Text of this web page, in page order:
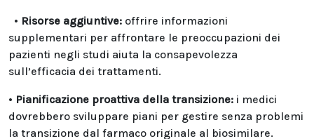
• Risorse aggiuntive: offrire informazioni
supplementari per affrontare le preoccupazioni dei
pazienti negli studi aiuta la consapevolezza
sull’efficacia dei trattamenti.
• Pianificazione proattiva della transizione: i medici
dovrebbero sviluppare piani per gestire senza problemi
la transizione dal farmaco originale al biosimilare.